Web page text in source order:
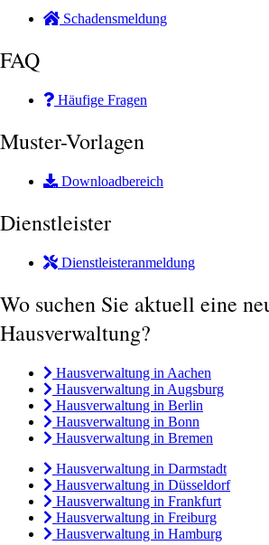
Schadensmeldung
FAQ
Häufige Fragen
Muster-Vorlagen
Downloadbereich
Dienstleister
Dienstleisteranmeldung
Wo suchen Sie aktuell eine
Hausverwaltung?
Hausverwaltung in Aachen
Hausverwaltung in Augsburg
Hausverwaltung in Berlin
Hausverwaltung in Bonn
Hausverwaltung in Bremen
Hausverwaltung in Darmstadt
Hausverwaltung in Düsseldorf
Hausverwaltung in Frankfurt
Hausverwaltung in Freiburg
Hausverwaltung in Hamburg